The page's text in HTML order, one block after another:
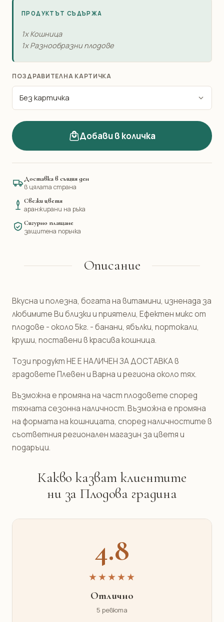
ПРОДУКТЪТ СЪДЪРЖА
1x Кошница
1x Разнообразни плодове
ПОЗДРАВИТЕЛНА КАРТИЧКА
Добави в количка
Доставка в същия ден
в цялата страна
Свежи цветя
аранжирани на ръка
Сигурно плащане
защитена поръчка
Описание
Вкусна и полезна, богата на витамини, изненада за
любимите Ви близки и приятели, Ефектен микс от
плодове - около 5кг. - банани, ябълки, портокали,
круши, поставени в красива кошница.
Този продукт НЕ Е НАЛИЧЕН ЗА ДОСТАВКА в
градовете Плевен и Варна и региона около тях.
Възможна е промяна на част плодовете според
тяхната сезонна наличност. Възможна е промяна
на формата на кошницата, според наличностите в
съответния регионален магазин за цветя и
подаръци.
Какво казват клиентите
ни за Плодова градина
4.8
★★★★★
Отлично
5 ревюта